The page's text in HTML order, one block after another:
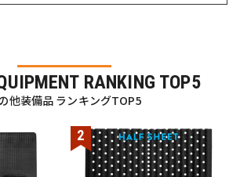
RANKING TOP5
他装備品 ランキングTOP5